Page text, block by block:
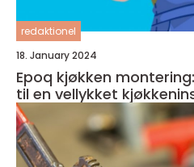
redaktionel
18. January 2024
Epoq kjøkken
til en vellykket